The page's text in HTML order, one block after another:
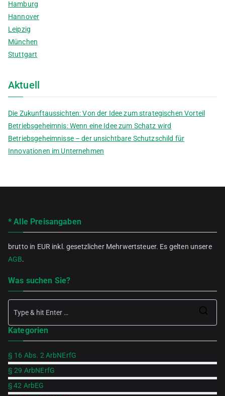
Hamburg
Hannover
Leipzig
München
Stuttgart
Aktuell
Die Zukunftaussichten: Von der Idee zum strategischen Vorteil
Betriebsgeheimnis: Wenn eine Idee zum Schatz wird
Betriebsgeheimnisse – der unsichtbare Schutzschild für
Innovationen im Unternehmen
* Alle Preisangaben
brutto in EUR inkl. gesetzlicher Mehrwertsteuer. Es gelten unsere
AGB.
Was suchen Sie?
Kategorien
§ 16 Abs. 2 ArbNErfG
§ 29 ArbNErfG
§ 42 ArbEG